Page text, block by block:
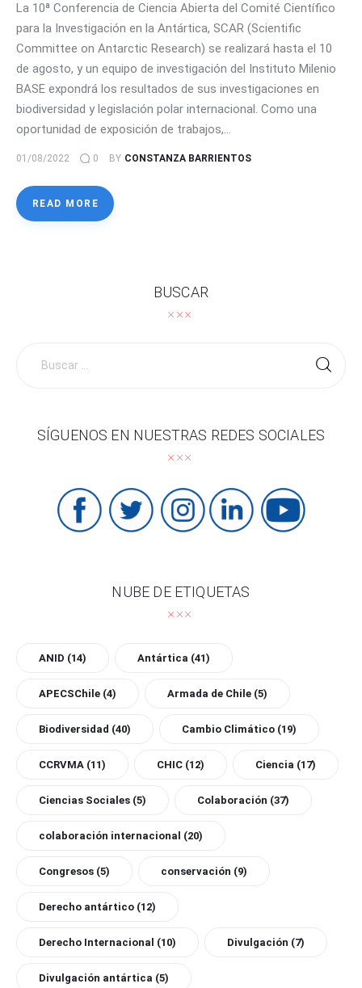
La 10ª Conferencia de Ciencia Abierta del Comité Científico
para la Investigación en la Antártica, SCAR (Scientific
Committee on Antarctic Research) se realizará hasta el 10
de agosto, y un equipo de investigación del Instituto Milenio
BASE expondrá los resultados de sus investigaciones en
biodiversidad y legislación polar internacional. Como una
oportunidad de exposición de trabajos,…
01/08/2022 0 BY CONSTANZA BARRIENTOS
READ MORE
BUSCAR
SÍGUENOS EN NUESTRAS REDES SOCIALES
NUBE DE ETIQUETAS
ANID (14) Antártica (41)
APECSChile (4) Armada de Chile (5)
Biodiversidad (40) Cambio Climático (19)
CCRVMA (11) CHIC (12) Ciencia (17)
Ciencias Sociales (5) Colaboración (37)
colaboración internacional (20)
Congresos (5) conservación (9)
Derecho antártico (12)
Derecho Internacional (10) Divulgación (7)
Divulgación antártica (5)